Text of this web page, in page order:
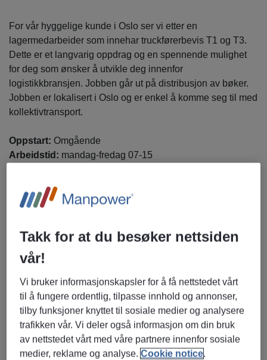
For vår hyggelige kunde i Oslo ser vi etter en
lagermedarbeider som innehar truckførerbevis T1 og T3.
Dette er et langvarig oppdrag og en spennende mulighet
for deg som ønsker å utvikle deg innenfor
logistikkbransjen. Jobben går ut på distribusjon av bøker.
Jobben er lokalisert i Oslo og er enkel å komme seg til med
kollektivtransport.
Oppstart: Omgående
Arbeidstid: mandag-fredag 07-15
Vareflytting med og uten truck T1 og T3
Ivareta operative oppgaver innen den daglige driften
totale vareflyt
Aktivt bidra til kvalitetssikring innenfor egne
arbeidsområder
Kvalifikasjoner
Praktisk erfaring fra drifts- eller produksjonsmiljø
Takk for at du besøker nettsiden
vår!
Vi bruker informasjonskapsler for å få nettstedet vårt
til å fungere ordentlig, tilpasse innhold og annonser,
tilby funksjoner knyttet til sosiale medier og analysere
trafikken vår. Vi deler også informasjon om din bruk
av nettstedet vårt med våre partnere innenfor sosiale
medier, reklame og analyse.Cookie notice.